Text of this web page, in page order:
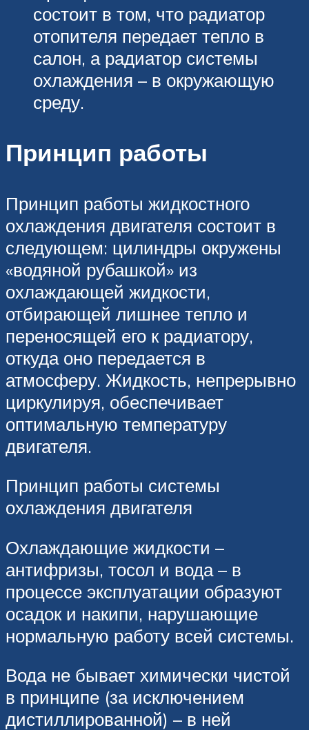
состоит в том, что радиатор
отопителя передает тепло в
салон, а радиатор системы
охлаждения – в окружающую
среду.
Принцип работы
Принцип работы жидкостного
охлаждения двигателя состоит в
следующем: цилиндры окружены
«водяной рубашкой» из
охлаждающей жидкости,
отбирающей лишнее тепло и
переносящей его к радиатору,
откуда оно передается в
атмосферу. Жидкость, непрерывно
циркулируя, обеспечивает
оптимальную температуру
двигателя.
Принцип работы системы
охлаждения двигателя
Охлаждающие жидкости –
антифризы, тосол и вода – в
процессе эксплуатации образуют
осадок и накипи, нарушающие
нормальную работу всей системы.
Вода не бывает химически чистой
в принципе (за исключением
дистиллированной) – в ней